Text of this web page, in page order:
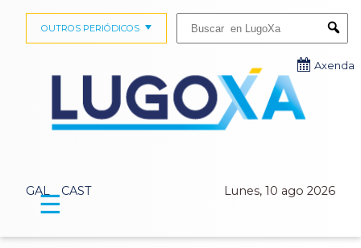
GAL CAST Lunes, 10 ago 2026
OUTROS PERIÓDICOS
Axenda
☰